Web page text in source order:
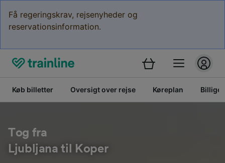
Få regeringskrav, rejsenyheder og
reservationsinformation.
Køb billetter Oversigt over rejse Køreplan Billige
Tog fra
Ljubljana til Koper